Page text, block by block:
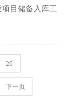
目储备入库工
20
下一页